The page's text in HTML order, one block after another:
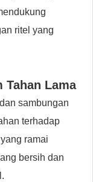
ritel yang
Tahan Lama
sambungan
terhadap
ramai
bersih dan